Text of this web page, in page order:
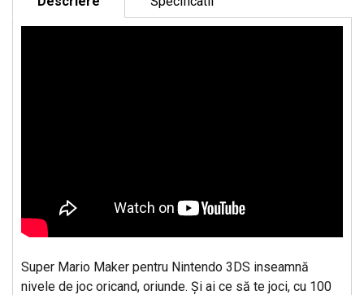
Super Mario Maker pentru Nintendo 3DS inseamnă
nivele de joc oricand, oriunde. Şi ai ce să te joci, cu 100